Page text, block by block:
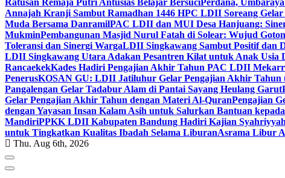
Ratusan Remaja Putri Antusias Belajar BersuciPerdana,
Annajah Kranji Sambut Ramadhan 1446 HPC LDII Soreang
Muda Bersama DanramilPAC LDII dan MUI Desa Hanjuang:
MukminPembangunan Masjid Nurul Fatah di Solear: Wujud
Toleransi dan Sinergi WargaLDII Singkawang Sambut Positif dan
LDII Singkawang Utara Adakan Pesantren Kilat untuk Anak Usia
RancaekekKades Hadiri Pengajian Akhir Tahun PAC LDII
PenerusKOSAN GU: LDII Jatiluhur Gelar Pengajian Akhir Tahun
Pangalengan Gelar Tadabur Alam di Pantai Sayang Heulang Garut
Gelar Pengajian Akhir Tahun dengan Materi Al-QuranPengajian
dengan Yayasan Insan Kalam Asih untuk Salurkan Bantuan
MandiriPPKK LDII Kabupaten Bandung Hadiri Kajian
untuk Tingkatkan Kualitas Ibadah Selama LiburanAsrama Libur
Thu. Aug 6th, 2026